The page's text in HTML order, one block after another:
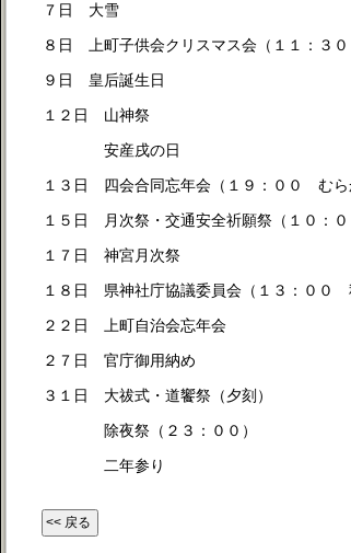
７日 大雪
８日 上町子供会クリスマス会（１１：３
９日 皇后誕生日
１２日 山神祭
安産戌の日
１３日 四会合同忘年会（１９：００ むら
１５日 月次祭・交通安全祈願祭（１０：０
１７日 神宮月次祭
１８日 県神社庁協議委員会（１３：００
２２日 上町自治会忘年会
２７日 官庁御用納め
３１日 大祓式・道饗祭（夕刻）
除夜祭（２３：００）
二年参り